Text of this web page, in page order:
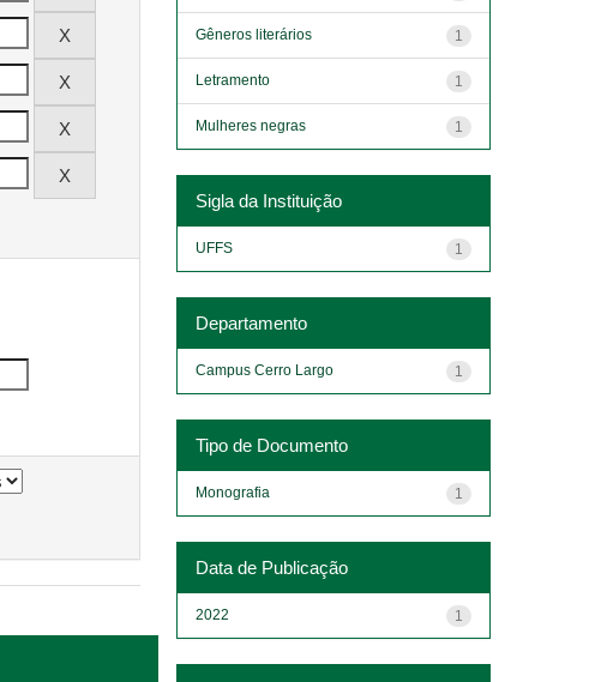
1
Gêneros literários
1
Letramento
1
Mulheres negras
Sigla da Instituição
1
UFFS
Departamento
1
Campus Cerro Largo
Tipo de Documento
1
Monografia
Data de Publicação
1
2022